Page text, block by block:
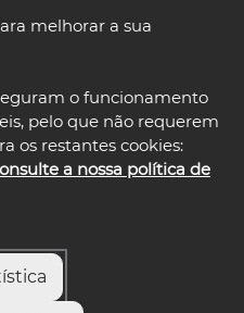
melhorar a sua
o funcionamento
pelo que não requerem
os restantes cookies:
a nossa política de
select language